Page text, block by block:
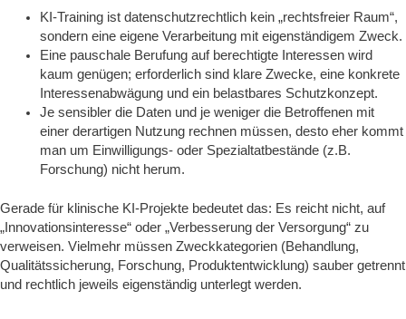
KI‑Training ist datenschutzrechtlich kein „rechtsfreier Raum“,
sondern eine eigene Verarbeitung mit eigenständigem Zweck.
Eine pauschale Berufung auf berechtigte Interessen wird
kaum genügen; erforderlich sind klare Zwecke, eine konkrete
Interessenabwägung und ein belastbares Schutzkonzept.
Je sensibler die Daten und je weniger die Betroffenen mit
einer derartigen Nutzung rechnen müssen, desto eher kommt
man um Einwilligungs‑ oder Spezialtatbestände (z.B.
Forschung) nicht herum.
Gerade für klinische KI‑Projekte bedeutet das: Es reicht nicht, auf
„Innovationsinteresse“ oder „Verbesserung der Versorgung“ zu
verweisen. Vielmehr müssen Zweckkategorien (Behandlung,
Qualitätssicherung, Forschung, Produktentwicklung) sauber getrennt
und rechtlich jeweils eigenständig unterlegt werden.